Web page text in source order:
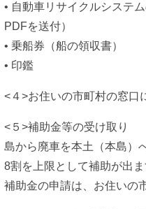
• 自動車リサイクルシステ
PDFを送付）
• 乗船券（船の領収書）
• 印鑑
<４>お住いの市町村の窓口
<５>補助金等の受け取り
島から廃⾞を本⼟（本島）
8割を上限として補助が出ま
補助⾦の申請は、お住いの